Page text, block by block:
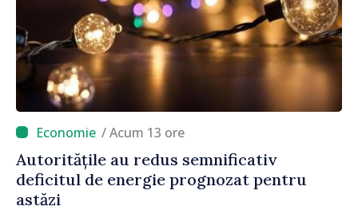
/ Acum 13 ore
Autoritățile au redus semnificativ
deficitul de energie prognozat pentru
astăzi